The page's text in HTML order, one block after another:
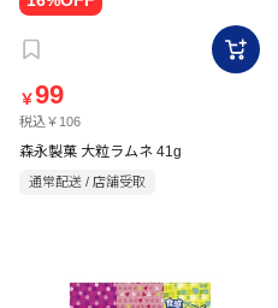
￥99
税込￥106
森永製菓 大粒ラムネ 41g
通常配送 / 店舗受取